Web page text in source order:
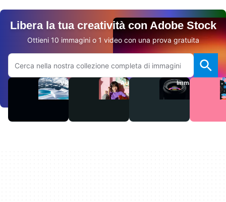
Libera la tua creatività con Adobe Stock
Ottieni 10 immagini o 1 video con una prova gratuita
Cerca sul sito Adobe.com
Video Audio Immagini